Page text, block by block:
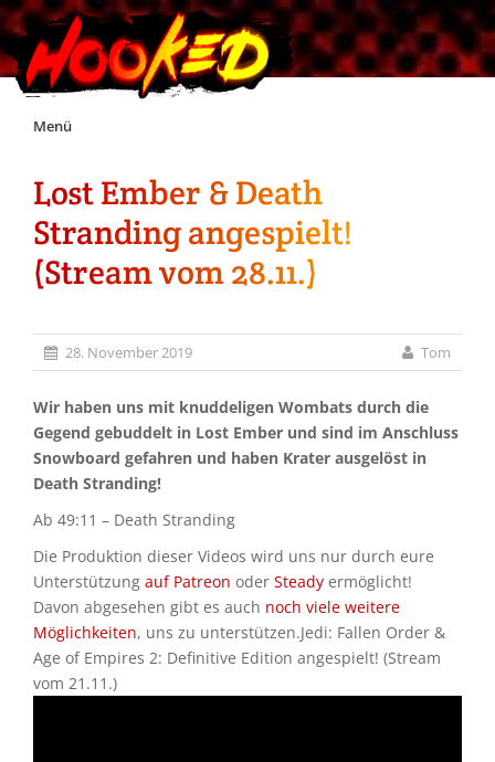
Skip
Menü
Unterstützt Hooked!
Exklusiv für Supporter*innen
Discord
Lost Ember & Death
Stranding angespielt!
(Stream vom 28.11.)
28. November 2019 Tom
Wir haben uns mit knuddeligen Wombats durch die
Gegend gebuddelt in Lost Ember und sind im Anschluss
Snowboard gefahren und haben Krater ausgelöst in
Death Stranding!
Ab 49:11 – Death Stranding
Die Produktion dieser Videos wird uns nur durch eure
Unterstützung auf Patreon oder Steady ermöglicht!
Davon abgesehen gibt es auch noch viele weitere
Möglichkeiten, uns zu unterstützen.Jedi: Fallen Order &
Age of Empires 2: Definitive Edition angespielt! (Stream
vom 21.11.)